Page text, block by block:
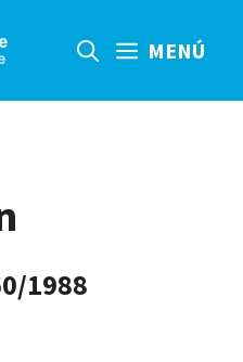
MENÚ
1988